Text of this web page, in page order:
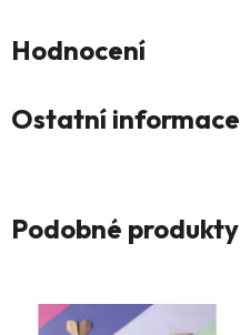
Hodnocení
Ostatní informace
Podobné produkty